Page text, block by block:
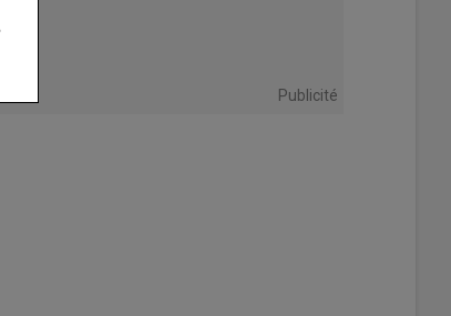
Publicité